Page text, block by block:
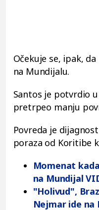
Očekuje se, ipak,
na Mundijalu.
Santos je potvrdio
pretrpeo manju
Povreda je
poraza od Koritibe
Momenat
na Mundijal
"Holivud",
Nejmar ide na